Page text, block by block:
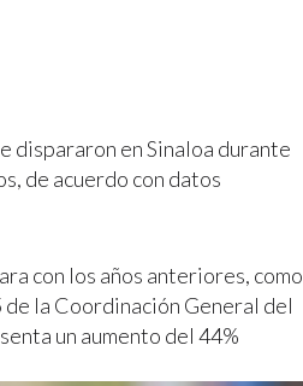
dispararon en Sinaloa durante
de acuerdo con datos
con los años anteriores, como
la Coordinación General del
un aumento del 44%